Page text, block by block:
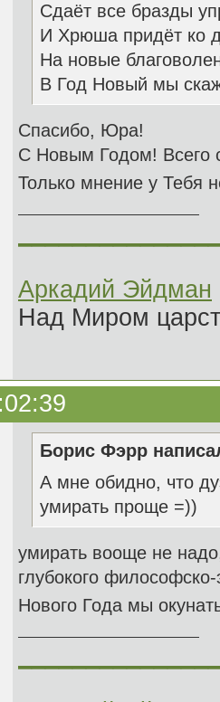
Сдаёт все бразды
И Хрюша придёт ко
На новые
В Год Новый мы
Спасибо, Юра!
С Новым Годом! Всего
Только мнение у Тебя
Аркадий Эйдман
Над Миром
Борис Фэрр
А мне обидно, что
умирать проще =))
умирать вооще не
глубокого
Нового Года мы